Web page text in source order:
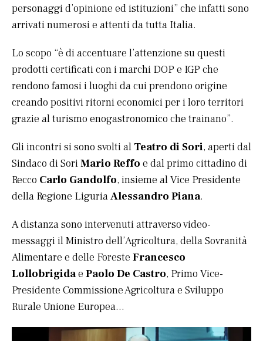
personaggi d’opinione ed istituzioni” che infatti sono
arrivati numerosi e attenti da tutta Italia.
Lo scopo “è di accentuare l’attenzione su questi
prodotti certificati con i marchi DOP e IGP che
rendono famosi i luoghi da cui prendono origine
creando positivi ritorni economici per i loro territori
grazie al turismo enogastronomico che trainano”.
Gli incontri si sono svolti al Teatro di Sori, aperti dal
Sindaco di SoriMario Reffo e dal primo cittadino di
Recco Carlo Gandolfo, insieme al Vice Presidente
della Regione LiguriaAlessandro Piana.
A distanza sono intervenuti attraverso video-
messaggi il Ministro dell’Agricoltura, della Sovranità
Alimentare e delle Foreste Francesco
Lollobrigidae Paolo De Castro, Primo Vice-
Presidente Commissione Agricoltura e Sviluppo
Rurale Unione Europea…